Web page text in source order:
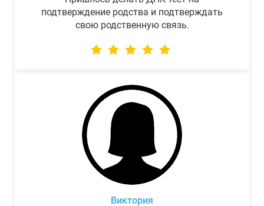
подтверждение родства и подтверждать
свою родственную связь.
Виктория